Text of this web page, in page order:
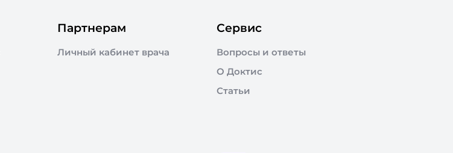
Партнерам
Личный кабинет врача
Сервис
Вопросы и ответы
О Доктис
Статьи